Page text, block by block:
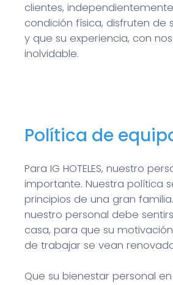
clientes,
condición física, disfruten de
y que su experiencia, con
inolvidable.
Política de
Para IG HOTELES, nuestro
importante. Nuestra política
principios de una gran
nuestro personal debe
casa, para que su
de trabajar se vean
Que su bienestar personal